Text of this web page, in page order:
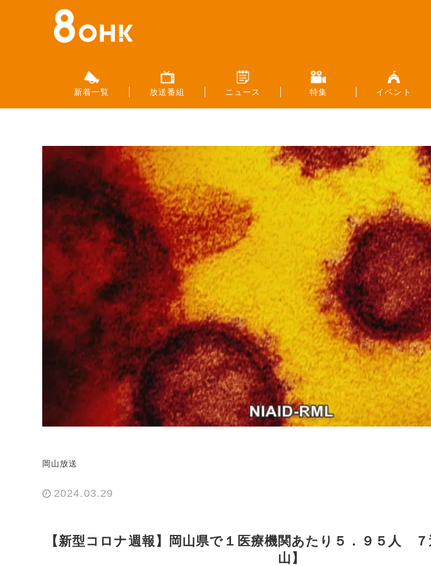
新着一覧 放送番組 ニュース 特集 イベント
岡山放送
2024.03.29
【新型コロナ週報】岡山県で１医療機関あたり５．９５人 ７
山】